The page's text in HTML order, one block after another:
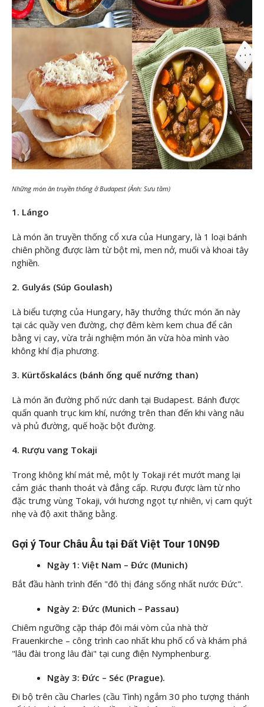
Những món ăn truyền thống ở Budapest (Ảnh: Sưu tầm)
1. Lángo
Là món ăn truyền thống cổ xưa của Hungary, là 1 loại bánh
chiên phồng được làm từ bột mì, men nở, muối và khoai tây
nghiền.
2. Gulyás (Súp Goulash)
Là biểu tượng của Hungary, hãy thưởng thức món ăn này
tại các quầy ven đường, chợ đêm kèm kem chua để cân
bằng vị cay, vừa trải nghiệm món ăn vừa hòa mình vào
không khí địa phương.
3. Kürtőskalács (bánh ống quế nướng than)
Là món ăn đường phố nức danh tại Budapest. Bánh được
quấn quanh trục kim khí, nướng trên than đến khi vàng nâu
và phủ đường, quế hoặc bột đường.
4. Rượu vang Tokaji
Trong không khí mát mẻ, một ly Tokaji rét mướt mang lại
cảm giác thanh thoát và đẳng cấp. Rượu được làm từ nho
đặc trưng vùng Tokaji, với hương ngọt tự nhiên, vị cam quýt
nhẹ và độ axit thăng bằng.
Gợi ý Tour Châu Âu tại Đất Việt Tour 10N9Đ
Ngày 1: Việt Nam – Đức (Munich)
Bắt đầu hành trình đến "đô thị đáng sống nhất nước Đức".
Ngày 2: Đức (Munich – Passau)
Chiêm ngưỡng cặp tháp đôi mái vòm của nhà thờ
Frauenkirche – công trình cao nhất khu phố cổ và khám phá
"lâu đài trong lâu đài" tại cung điện Nymphenburg.
Ngày 3: Đức – Séc (Prague).
Đi bộ trên cầu Charles (cầu Tình) ngắm 30 pho tượng thánh